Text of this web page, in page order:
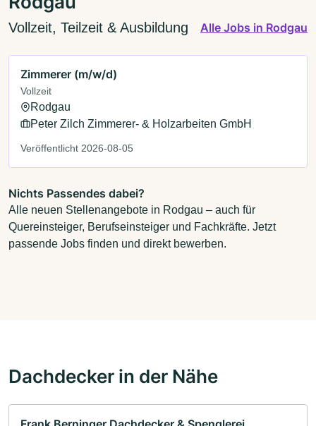
Vollzeit, Teilzeit & Ausbildung Alle Jobs in Rodgau
Zimmerer (m/w/d)
Vollzeit
Rodgau
Peter Zilch Zimmerer- & Holzarbeiten GmbH
Veröffentlicht 2026-08-05
Nichts Passendes dabei?
Alle neuen Stellenangebote in Rodgau – auch für
Quereinsteiger, Berufseinsteiger und Fachkräfte. Jetzt
passende Jobs finden und direkt bewerben.
Dachdecker in der Nähe